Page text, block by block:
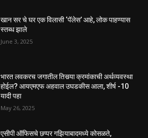
खान सर चे घर एक विलासी ‘पॅलेस’ आहे, लोक पाहण्यास
स्तब्ध झाले
June 3, 2025
भारत लवकरच जगातील तिसर्‍या क्रमांकाची अर्थव्यवस्था
होईल? आयएमएफ अहवाल उघडकीस आला, शीर्ष -10
यादी पहा
May 26, 2025
एसीपी ऑफिसचे छप्पर गझियाबादमध्ये कोसळते,